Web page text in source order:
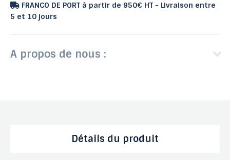
FRANCO DE PORT à partir de 950€ HT - Livraison entre
5 et 10 jours
A propos de nous :
Détails du produit